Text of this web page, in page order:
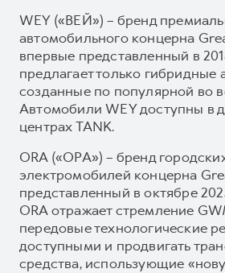
WEY («ВЕЙ») – бренд
автомобильного концерна
впервые представленный в
предлагает только гибридные
созданные по популярной во
Автомобили WEY доступны в
центрах TANK.
ORA («ОРА») – бренд
электромобилей концерна
представленный в октябре
ORA отражает стремление
передовые технологические
доступными и продвигать
средства, использующие